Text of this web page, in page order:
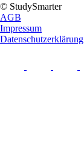
© StudySmarter
AGB
Impressum
Datenschutzerklärung